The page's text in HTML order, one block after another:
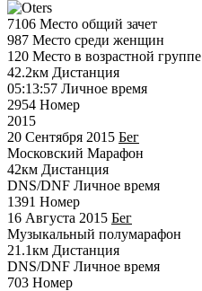
7106 Место общий зачет
987 Место среди женщин
120 Место в возрастной группе
42.2км Дистанция
05:13:57 Личное время
2954 Номер
2015
20 Сентября 2015 Бег
Московский Марафон
42км Дистанция
DNS/DNF Личное время
1391 Номер
16 Августа 2015 Бег
Музыкальный полумарафон
21.1км Дистанция
DNS/DNF Личное время
703 Номер